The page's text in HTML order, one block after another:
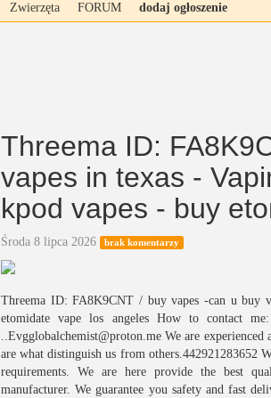
Zwierzęta
FORUM dodaj ogłoszenie
Threema ID:
vapes in texas -
kpod vapes - buy
Środa 8 lipca 2026 brak komentarzy
Threema ID: FA8K9CNT / buy vapes -can u buy
etomidate vape los angeles How to contact
..Evgglobalchemist@proton.me We are
are what distinguish us from others.442921283652
requirements. We are here provide the best
manufacturer. We guarantee you safety and fast